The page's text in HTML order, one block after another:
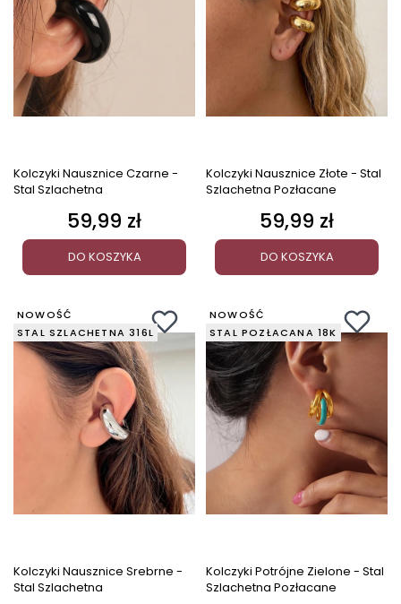
Kolczyki Nausznice Czarne -
Stal Szlachetna
Cena
59,99 zł
DO KOSZYKA
Kolczyki Nausznice Złote - Stal
Szlachetna Pozłacane
Cena
59,99 zł
DO KOSZYKA
NOWOŚĆ
STAL SZLACHETNA 316L
Kolczyki Nausznice Srebrne -
Stal Szlachetna
NOWOŚĆ
STAL POZŁACANA 18K
Kolczyki Potrójne Zielone - Stal
Szlachetna Pozłacane